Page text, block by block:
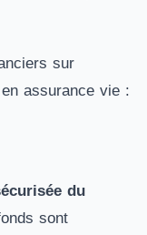
sur
assurance vie :
du
sont